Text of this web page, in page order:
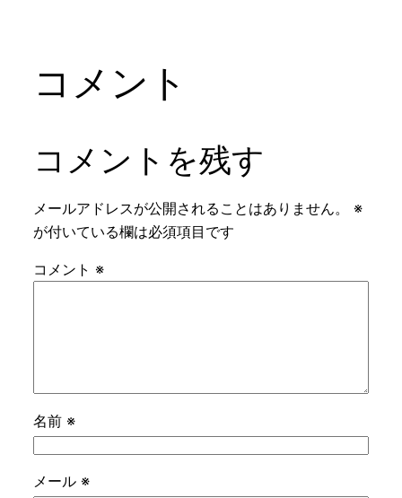
コメント
コメントを残す
メールアドレスが公開されることはありません。
※
が付いている欄は必須項目です
コメント ※
名前 ※
メール ※